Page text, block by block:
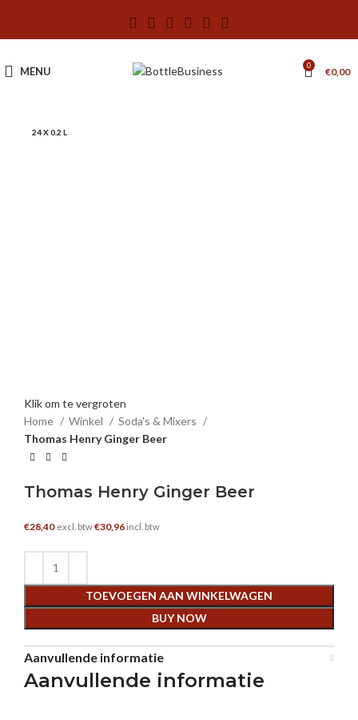
MENU 0 €0,00
24 X 0.2 L
Klik om te vergroten
Home
Winkel
Soda's & Mixers
Thomas Henry Ginger Beer
Thomas Henry Ginger Beer
€28,40 excl. btw€30,96 incl. btw
TOEVOEGEN AAN WINKELWAGEN
BUY NOW
Aanvullende informatie
Aanvullende informatie